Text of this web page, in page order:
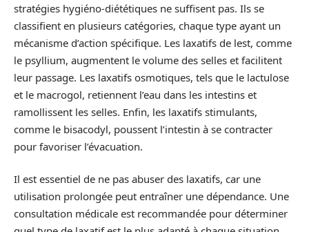
stratégies hygiéno-diététiques ne suffisent pas. Ils se
classifient en plusieurs catégories, chaque type ayant un
mécanisme d’action spécifique. Les laxatifs de lest, comme
le psyllium, augmentent le volume des selles et facilitent
leur passage. Les laxatifs osmotiques, tels que le lactulose
et le macrogol, retiennent l’eau dans les intestins et
ramollissent les selles. Enfin, les laxatifs stimulants,
comme le bisacodyl, poussent l’intestin à se contracter
pour favoriser l’évacuation.
Il est essentiel de ne pas abuser des laxatifs, car une
utilisation prolongée peut entraîner une dépendance. Une
consultation médicale est recommandée pour déterminer